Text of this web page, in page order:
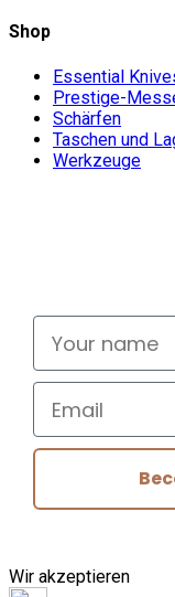
Shop
Essential
Prestige-
Schärfen
Taschen und
Werkzeuge
Your name
Email
Wir akzeptieren